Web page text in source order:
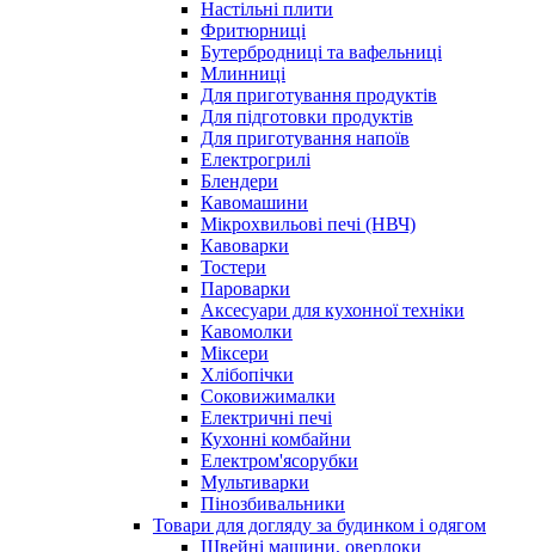
Настільні плити
Фритюрниці
Бутербродниці та вафельниці
Млинниці
Для приготування продуктів
Для підготовки продуктів
Для приготування напоїв
Електрогрилі
Блендери
Кавомашини
Мікрохвильові печі (НВЧ)
Кавоварки
Тостери
Пароварки
Аксесуари для кухонної техніки
Кавомолки
Міксери
Хлібопічки
Соковижималки
Електричні печі
Кухонні комбайни
Електром'ясорубки
Мультиварки
Пінозбивальники
Товари для догляду за будинком і одягом
Швейні машини, оверлоки